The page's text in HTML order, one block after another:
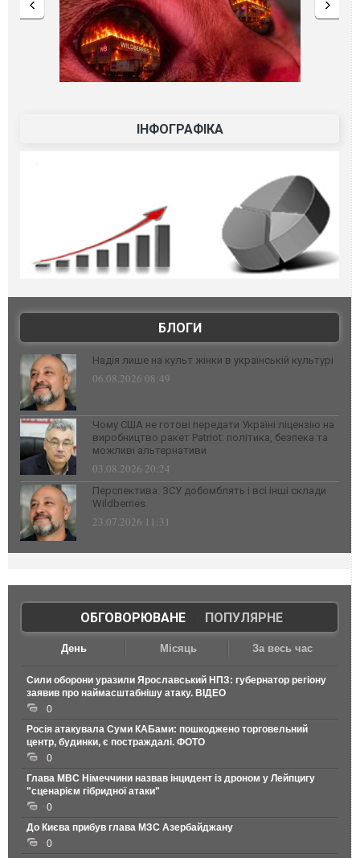
ІНФОГРАФІКА
БЛОГИ
Надія лише на культ жінки в українській культурі
06.08.2026 08:49
Чому США не готові передати Україні ліцензію на
виробництво ракет Patriot: політика, безпека та
можливі альтернативи
03.08.2026 20:24
Перспектива: ЗСУ добомблять і всі інші склади
Wildberries
23.07.2026 11:31
ОБГОВОРЮВАНЕ| ПОПУЛЯРНЕ
День Місяць За весь час
Сили оборони уразили Ярославський НПЗ: губернатор регіону
заявив про наймасштабнішу атаку. ВІДЕО
0
Росія атакувала Суми КАБами: пошкоджено торговельний
центр, будинки, є постраждалі. ФОТО
0
Глава МВС Німеччини назвав інцидент із дроном у Лейпцигу
"сценарієм гібридної атаки"
0
До Києва прибув глава МЗС Азербайджану
0